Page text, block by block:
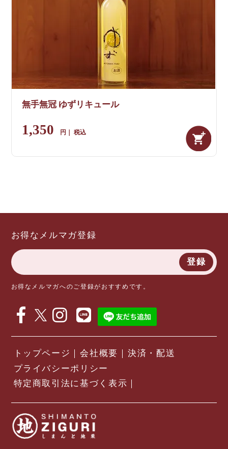
無手無冠 ゆずリキュール
1,350 税込
お得なメルマガ登録
登録
お得なメルマガへのご登録がおすすめです。
トップページ 会社概要
決済・配送
プライバシーポリシー
特定商取引法に基づく表示